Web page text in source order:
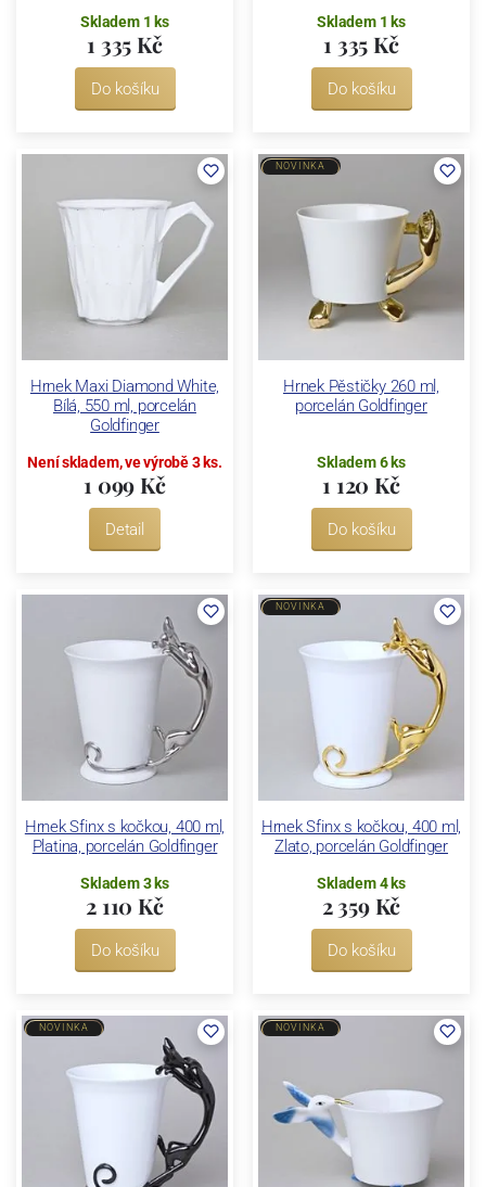
Skladem 1 ks
1 335 Kč
Do košíku
Skladem 1 ks
1 335 Kč
Do košíku
Hrnek Maxi Diamond White,
Bílá, 550 ml, porcelán
Goldfinger
Není skladem, ve výrobě 3 ks.
1 099 Kč
Detail
Hrnek Pěstičky 260 ml,
porcelán Goldfinger
NOVINKA
Skladem 6 ks
1 120 Kč
Do košíku
Hrnek Sfinx s kočkou, 400 ml,
Platina, porcelán Goldfinger
Skladem 3 ks
2 110 Kč
Do košíku
Hrnek Sfinx s kočkou, 400 ml,
Zlato, porcelán Goldfinger
NOVINKA
Skladem 4 ks
2 359 Kč
Do košíku
NOVINKA NOVINKA